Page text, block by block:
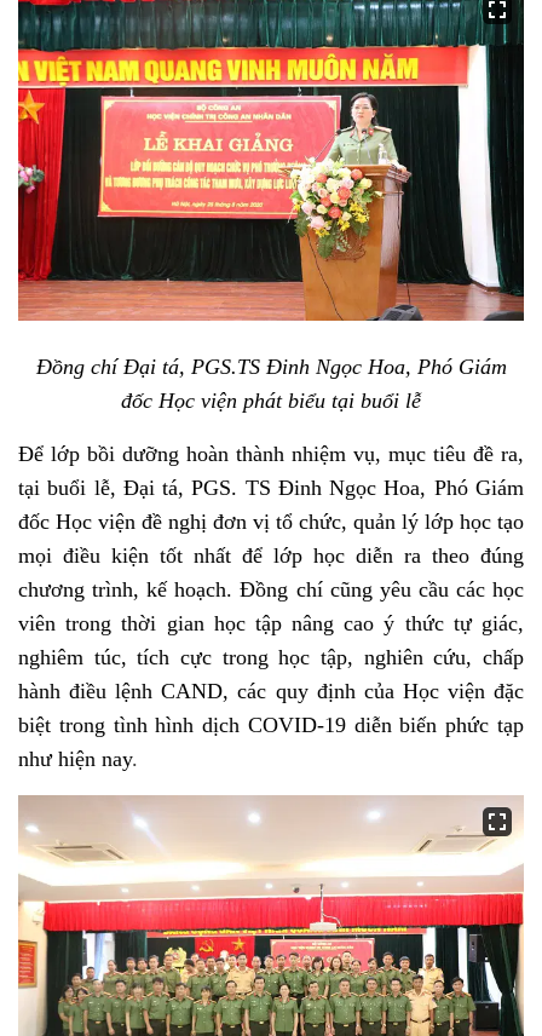
Đồng chí Đại tá, PGS.TS Đinh Ngọc Hoa, Phó Giám
đốc Học viện phát biểu tại buổi lễ
Để lớp bồi dưỡng hoàn thành nhiệm vụ, mục tiêu đề ra,
tại buổi lễ, Đại tá, PGS. TS Đinh Ngọc Hoa, Phó Giám
đốc Học viện đề nghị đơn vị tổ chức, quản lý lớp học tạo
mọi điều kiện tốt nhất để lớp học diễn ra theo đúng
chương trình, kế hoạch. Đồng chí cũng yêu cầu các học
viên trong thời gian học tập nâng cao ý thức tự giác,
nghiêm túc, tích cực trong học tập, nghiên cứu, chấp
hành điều lệnh CAND, các quy định của Học viện đặc
biệt trong tình hình dịch COVID-19 diễn biến phức tạp
như hiện nay.